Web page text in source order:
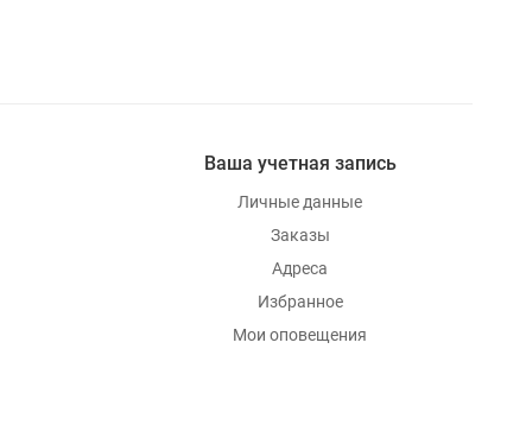
Ваша учетная запись
Личные данные
Заказы
Адреса
Избранное
Мои оповещения